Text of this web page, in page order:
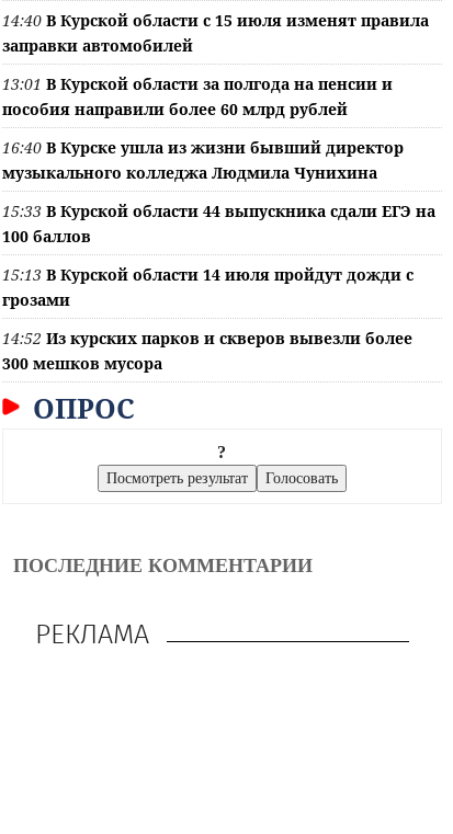
14:40 В Курской области с 15 июля изменят правила
заправки автомобилей
13:01 В Курской области за полгода на пенсии и
пособия направили более 60 млрд рублей
16:40 В Курске ушла из жизни бывший директор
музыкального колледжа Людмила Чунихина
15:33 В Курской области 44 выпускника сдали ЕГЭ на
100 баллов
15:13 В Курской области 14 июля пройдут дожди с
грозами
14:52 Из курских парков и скверов вывезли более
300 мешков мусора
ОПРОС
?
ПОСЛЕДНИЕ КОММЕНТАРИИ
РЕКЛАМА